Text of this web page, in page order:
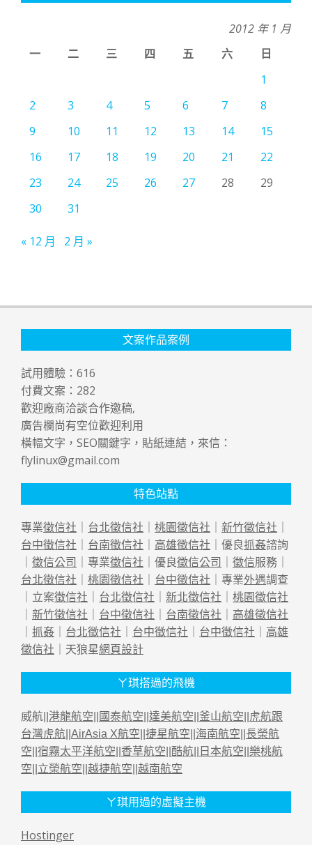
2012 年 1 月
一
二 三 四 五 六
日
1
2
3 4 5 6 7
8
9
10 11 12 13 14
15
16
17 18 19 20 21
22
23
24 25 26 27 28
29
30
31
« 12 月 2 月 »
文案作品案例
試用體驗： 616
付費文案： 282
歡迎廠商洽談合作邀稿,
廣告欄尚有空位歡迎利用
橫幅文字，SEO關鍵字，貼紙連結，來信：
flylinux@gmail.com
特色站點
專業徵信社 台北徵信社 桃園徵信社 新竹徵信社
台中徵信社
台南徵信社 高雄徵信社 ｜優良抓姦諮詢
徵信公司 ｜專業徵信社 ｜優良徵信公司 徵信服務｜
台北徵信社
桃園徵信社 台中徵信社 ｜專業外遇調查
｜立案徵信社 台北徵信社 新北徵信社
桃園徵信社
新竹徵信社 台中徵信社 台南徵信社
高雄徵信社
抓姦 台北徵信社 台中徵信社 台中徵信社
高雄
徵信社 ｜天狼星網頁設計
ㄚ琪搭過的飛機
威航|| 港龍航空 國泰航空 達美航空 釜山航空
虎航跟
台灣虎航 AirAsia X航空 捷星航空 海南航空 長榮航
空 宿霧太平洋航空 香草航空 酷航 日本航空 樂桃航
空 立榮航空 越捷航空 越南航空
ㄚ琪用過的虛擬主機
Hostinger